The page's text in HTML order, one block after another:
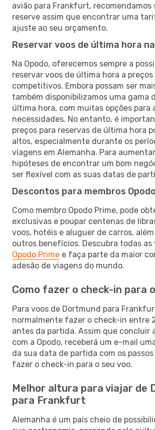
avião para Frankfurt, recomendamos
reserve assim que encontrar uma
ajuste ao seu orçamento.
Reservar voos de última hora
Na Opodo, oferecemos sempre a
reservar voos de última hora a
competitivos. Embora possam ser
também disponibilizamos uma gama
última hora, com muitas opções para
necessidades. No entanto, é
preços para reservas de última hora
altos, especialmente durante os
viagens em Alemanha. Para
hipóteses de encontrar um bom
ser flexível com as suas datas de
Descontos para membros
Como membro Opodo Prime, pode
exclusivas e poupar centenas de
voos, hotéis e aluguer de carros,
outros benefícios. Descubra todas
Opodo Prime e faça parte da maior
adesão de viagens do mundo.
Como fazer o check-in para
Para voos de Dortmund para
normalmente fazer o check-in entre
antes da partida. Assim que concluir
com a Opodo, receberá um e-mail
da sua data de partida com os
fazer o check-in para o seu voo.
Melhor altura para viajar de
para Frankfurt
Alemanha é um país cheio de